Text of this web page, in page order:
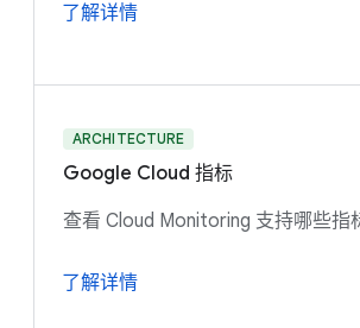
了解详情
ARCHITECTURE
Google Cloud 指标
查看 Cloud Monitoring 支持哪些指
了解详情